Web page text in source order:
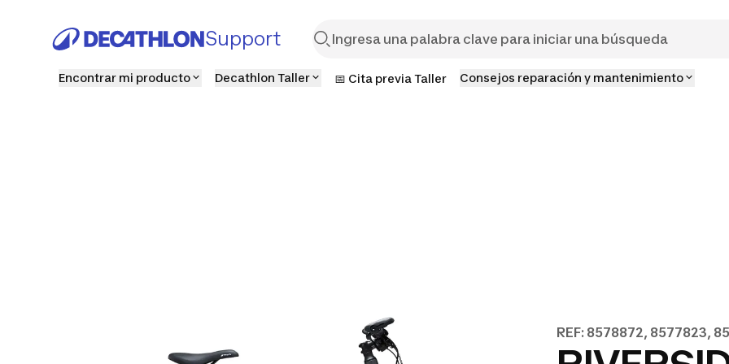
Support
Encontrar mi producto Decathlon Taller 📅 Cita previa Taller Consejos reparación y mantenimiento
REF: 8578872, 8577823,